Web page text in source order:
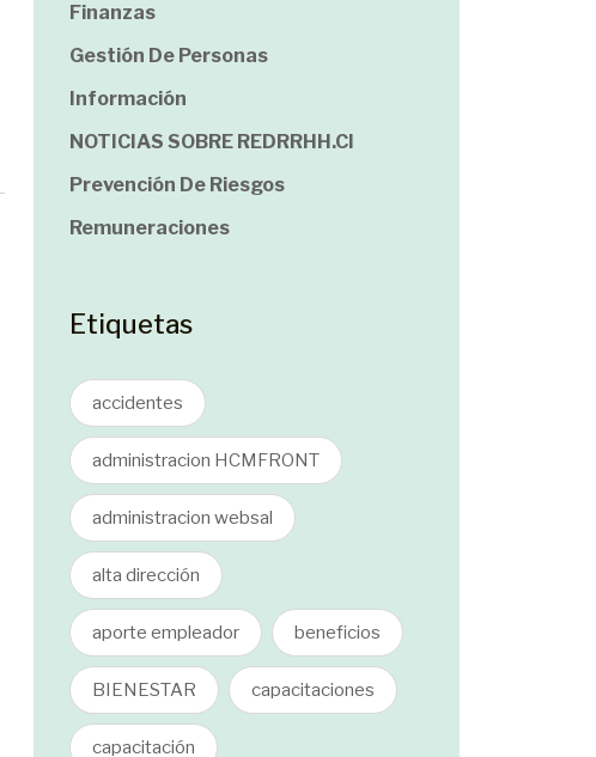
Finanzas
Gestión De Personas
Información
NOTICIAS SOBRE REDRRHH.cl
Prevención De Riesgos
Remuneraciones
Etiquetas
accidentes
administracion HCMFRONT
administracion websal
alta dirección
aporte empleador beneficios
BIENESTAR capacitaciones
capacitación